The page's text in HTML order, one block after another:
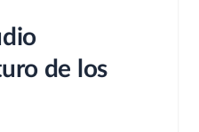
de los